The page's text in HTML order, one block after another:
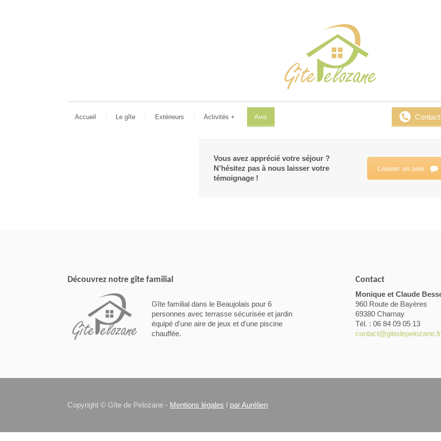
Accueil Le gîte Extérieurs Activités + Avis
Vous avez apprécié votre séjour ?
N’hésitez pas à nous laisser votre
témoignage !
Laisser un avis
Découvrez notre gîte familial
Gîte familial dans le Beaujolais pour 6
personnes avec terrasse sécurisée et jardin
équipé d'une aire de jeux et d'une piscine
chauffée.
Contact
Monique et Claude
960 Route de Bayères
69380 Charnay
Tél. : 06 84 09 05 13
contact@gitedepelozane.fr
Copyright © Gîte de Pelozane - Mentions légales I par Aurélien